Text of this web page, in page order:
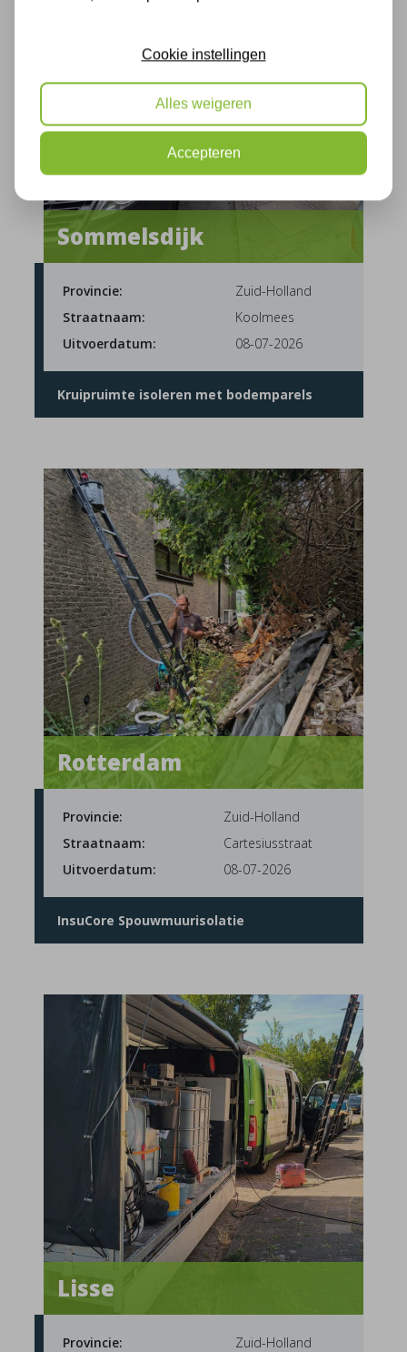
Sommelsdijk
Provincie:
Zuid-Holland
Straatnaam:
Koolmees
Uitvoerdatum:
08-07-2026
Kruipruimte isoleren met bodemparels
Rotterdam
Provincie:
Zuid-Holland
Straatnaam:
Cartesiusstraat
Uitvoerdatum:
08-07-2026
InsuCore Spouwmuurisolatie
Lisse
Provincie:
Zuid-Holland
Cookie instellingen
Alles weigeren
Accepteren